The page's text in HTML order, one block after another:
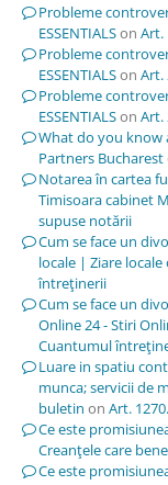
Probleme
ESSENTIALSon Art.
Probleme
ESSENTIALSon Art.
Probleme
ESSENTIALSon Art.
What do you know
Partners Bucharest
Notarea în cartea
Timisoara cabinet
supuse notării
Cum se face un
locale | Ziare
întreţinerii
Cum se face un
Online 24 - Stiri
Cuantumul
Luare in spatiu
munca; servicii de
buletin on Art.
Ce este
Creanţele care
Ce este